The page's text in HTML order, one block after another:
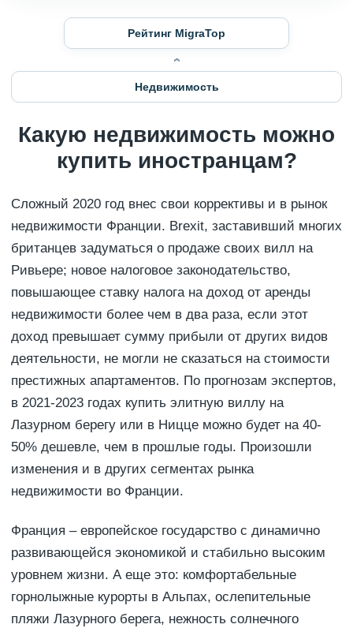
Рейтинг MigraTop
Недвижимость
Какую недвижимость можно
купить иностранцам?
Сложный 2020 год внес свои коррективы и в рынок
недвижимости Франции. Brexit, заставивший многих
британцев задуматься о продаже своих вилл на
Ривьере; новое налоговое законодательство,
повышающее ставку налога на доход от аренды
недвижимости более чем в два раза, если этот
доход превышает сумму прибыли от других видов
деятельности, не могли не сказаться на стоимости
престижных апартаментов. По прогнозам экспертов,
в 2021-2023 годах купить элитную виллу на
Лазурном берегу или в Ницце можно будет на 40-
50% дешевле, чем в прошлые годы. Произошли
изменения и в других сегментах рынка
недвижимости во Франции.
Франция – европейское государство с динамично
развивающейся экономикой и стабильно высоким
уровнем жизни. А еще это: комфортабельные
горнолыжные курорты в Альпах, ослепительные
пляжи Лазурного берега, нежность солнечного